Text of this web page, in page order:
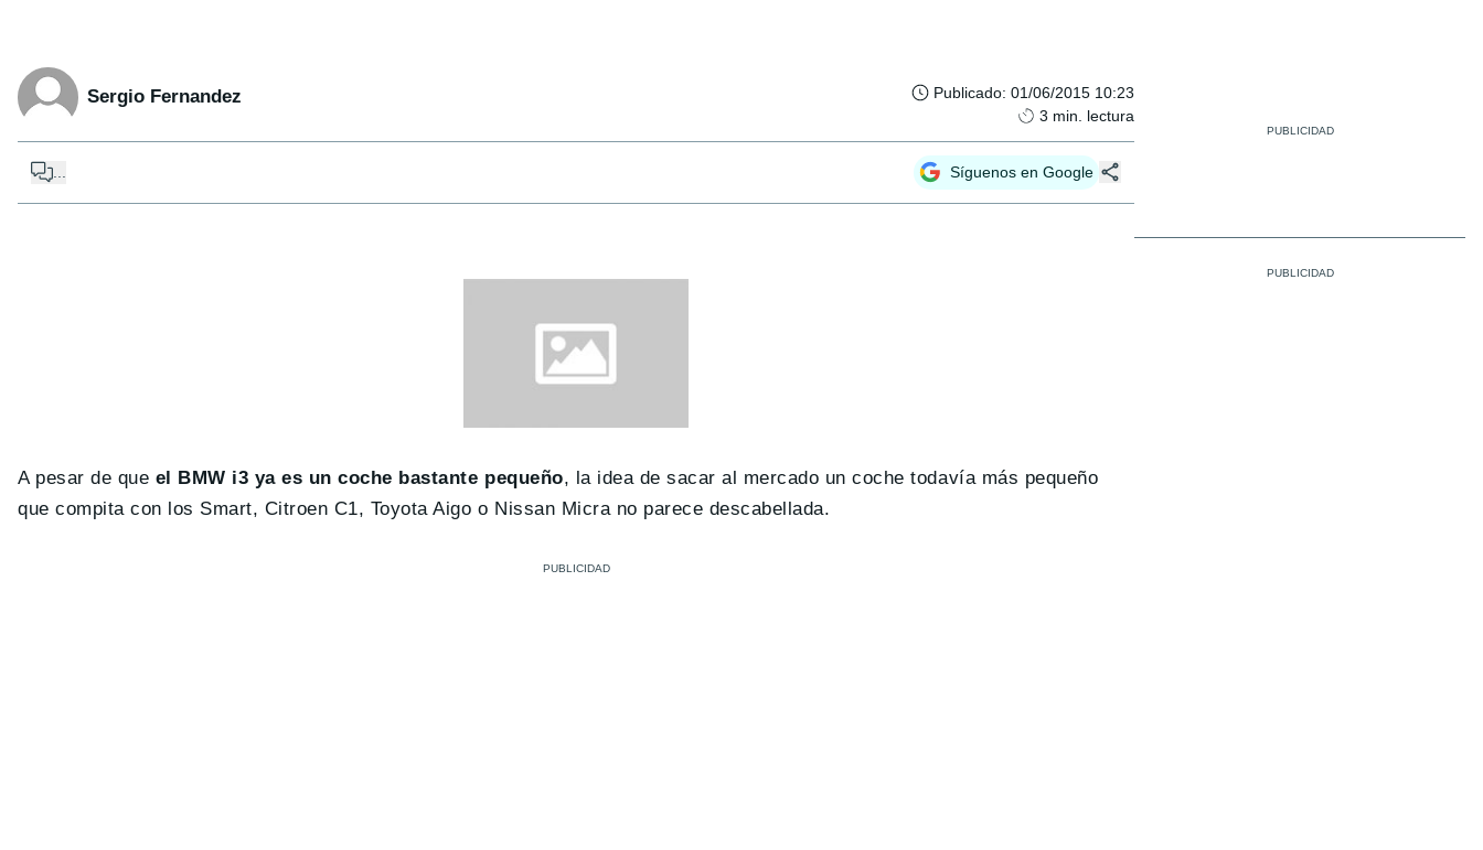
Sergio Fernandez Publicado: 01/06/2015 10:23
3 min. lectura
Síguenos en Google
A pesar de que el BMW i3 ya es un coche bastante pequeño, la idea de sacar al mercado un coche todavía más pequeño
que compita con los Smart, Citroen C1, Toyota Aigo o Nissan Micra no parece descabellada.